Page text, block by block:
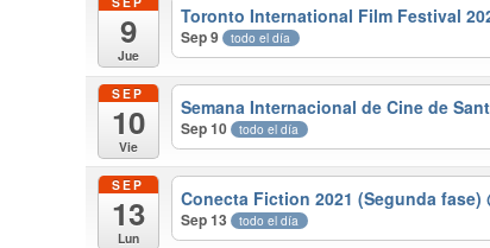
9
Jue
Toronto International Film Festival
Sep 9 todo el día
SEP
10
Vie
Semana Internacional de Cine de
Sep 10 todo el día
SEP
13
Lun
Conecta Fiction 2021 (Segunda fase)
Sep 13 todo el día